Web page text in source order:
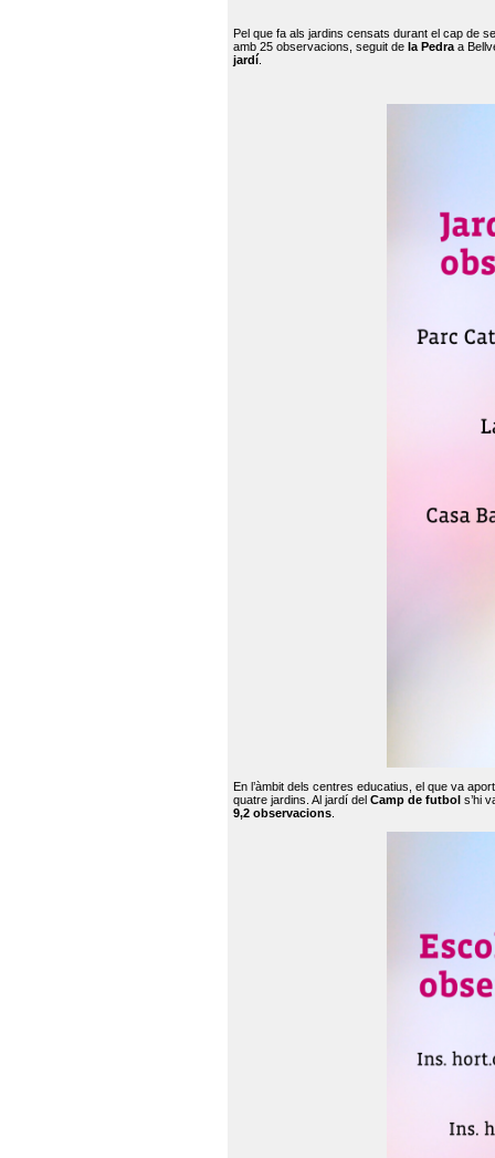
Pel que fa als jardins censats durant el cap de
amb 25 observacions, seguit de la Pedra a
jardí
En l’àmbit dels centres educatius, el que va
quatre jardins. Al jardí del Camp de futbol s’hi
9,2 observacions